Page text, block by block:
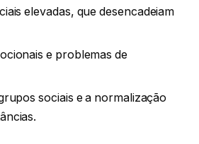
elevadas, que desencadeiam
e problemas de
sociais e a normalização